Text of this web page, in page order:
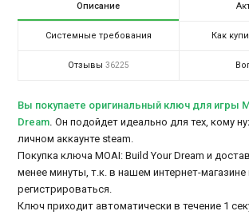
Описание
Системные требования Как
Отзывы 36225
Вы покупаете оригинальный ключ для игры
Dream. Он подойдет идеально для тех, кому
личном аккаунте steam.
Покупка ключа MOAI: Build Your Dream и
менее минуты, т.к. в нашем интернет-магазине
регистрироваться.
Ключ приходит автоматически в течение 1